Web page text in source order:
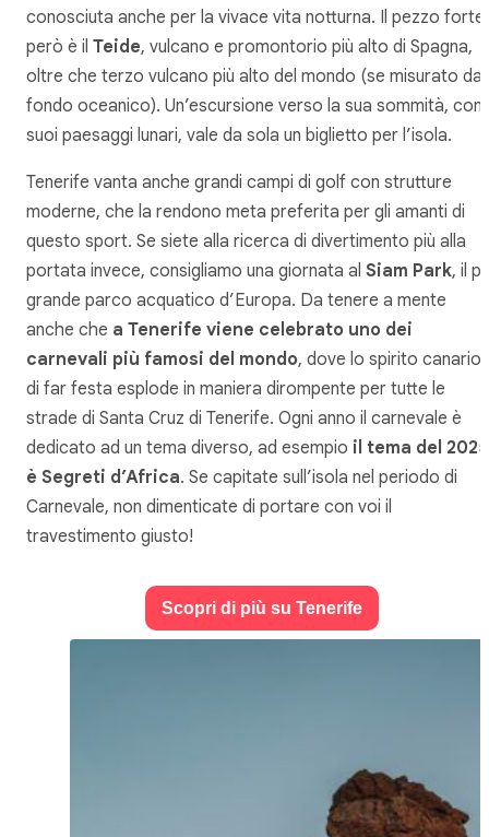
conosciuta anche per la vivace vita notturna. Il pezzo forte
però è il Teide, vulcano e promontorio più alto di Spagna,
oltre che terzo vulcano più alto del mondo (se misurato dal
fondo oceanico). Un’escursione verso la sua sommità, con i
suoi paesaggi lunari, vale da sola un biglietto per l’isola.
Tenerife vanta anche grandi campi di golf con strutture
moderne, che la rendono meta preferita per gli amanti di
questo sport. Se siete alla ricerca di divertimento più alla
portata invece, consigliamo una giornata al Siam Park, il
grande parco acquatico d’Europa. Da tenere a mente
anche che a Tenerife viene celebrato uno dei
carnevali più famosi del mondo, dove lo spirito canario
di far festa esplode in maniera dirompente per tutte le
strade di Santa Cruz di Tenerife. Ogni anno il carnevale è
dedicato ad un tema diverso, ad esempio il tema del 2025
è Segreti d’Africa. Se capitate sull’isola nel periodo di
Carnevale, non dimenticate di portare con voi il
travestimento giusto!
Scopri di più su Tenerife